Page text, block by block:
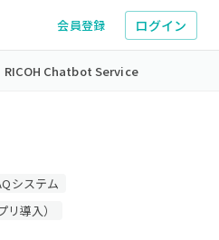
会員登録 ログイン
RICOH Chatbot Service
システム
導入）